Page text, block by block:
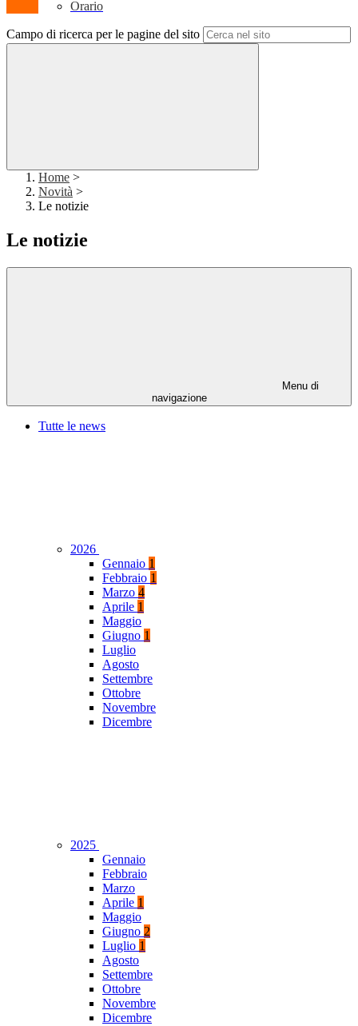
Orario
Campo di ricerca per le pagine del sito
Home >
Novità >
Le notizie
Le notizie
Menu di
navigazione
Tutte le news
2026
Gennaio 1
Febbraio 1
Marzo 4
Aprile 1
Maggio
Giugno 1
Luglio
Agosto
Settembre
Ottobre
Novembre
Dicembre
2025
Gennaio
Febbraio
Marzo
Aprile 1
Maggio
Giugno 2
Luglio 1
Agosto
Settembre
Ottobre
Novembre
Dicembre